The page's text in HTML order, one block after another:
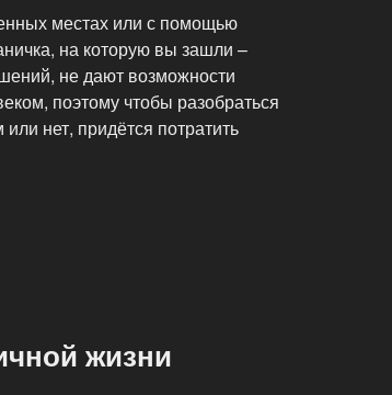
местах или с помощью
на которую вы зашли –
не дают возможности
поэтому чтобы разобраться
нет, придётся потратить
жизни